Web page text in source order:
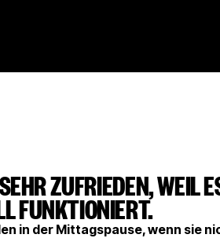
ZUFRIEDEN, WEIL
FUNKTIONIERT.
in der Mittagspause, wenn sie